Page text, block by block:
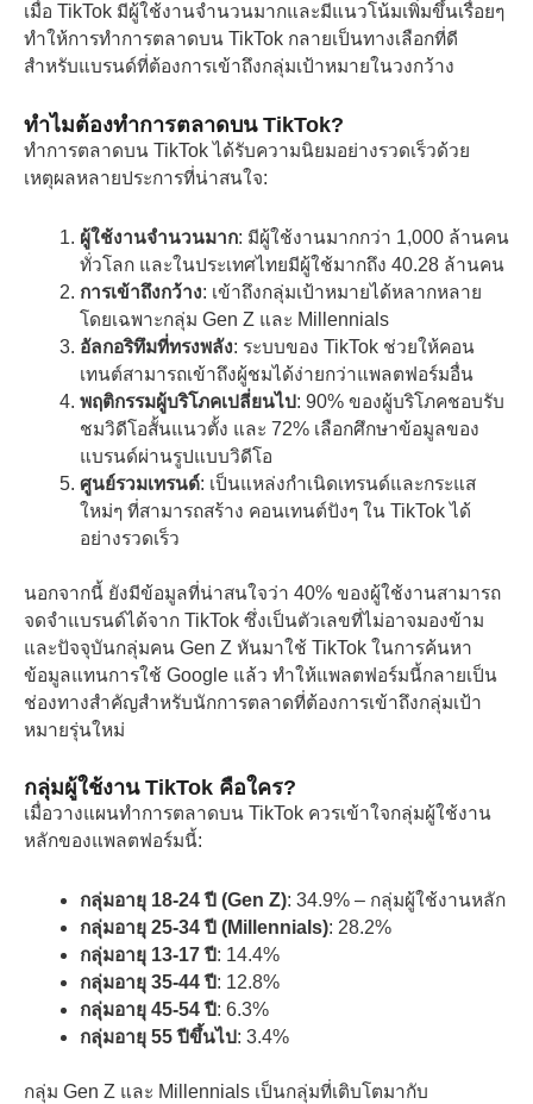
เมื่อ TikTok มีผู้ใช้งานจำนวนมากและมีแนวโน้มเพิ่มขึ้นเรื่อยๆ
ทำให้การทำการตลาดบน TikTok กลายเป็นทางเลือกที่ดี
สำหรับแบรนด์ที่ต้องการเข้าถึงกลุ่มเป้าหมายในวงกว้าง
ทำไมต้องทำการตลาดบน TikTok?
ทำการตลาดบน TikTok ได้รับความนิยมอย่างรวดเร็วด้วย
เหตุผลหลายประการที่น่าสนใจ:
ผู้ใช้งานจำนวนมาก: มีผู้ใช้งานมากกว่า 1,000 ล้านคน
ทั่วโลก และในประเทศไทยมีผู้ใช้มากถึง 40.28 ล้านคน
การเข้าถึงกว้าง: เข้าถึงกลุ่มเป้าหมายได้หลากหลาย
โดยเฉพาะกลุ่ม Gen Z และ Millennials
อัลกอริทึมที่ทรงพลัง: ระบบของ TikTok ช่วยให้คอน
เทนต์สามารถเข้าถึงผู้ชมได้ง่ายกว่าแพลตฟอร์มอื่น
พฤติกรรมผู้บริโภคเปลี่ยนไป: 90% ของผู้บริโภคชอบรับ
ชมวิดีโอสั้นแนวตั้ง และ 72% เลือกศึกษาข้อมูลของ
แบรนด์ผ่านรูปแบบวิดีโอ
ศูนย์รวมเทรนด์: เป็นแหล่งกำเนิดเทรนด์และกระแส
ใหม่ๆ ที่สามารถสร้าง คอนเทนต์ปังๆ ใน TikTok ได้
อย่างรวดเร็ว
นอกจากนี้ ยังมีข้อมูลที่น่าสนใจว่า 40% ของผู้ใช้งานสามารถ
จดจำแบรนด์ได้จาก TikTok ซึ่งเป็นตัวเลขที่ไม่อาจมองข้าม
และปัจจุบันกลุ่มคน Gen Z หันมาใช้ TikTok ในการค้นหา
ข้อมูลแทนการใช้ Google แล้ว ทำให้แพลตฟอร์มนี้กลายเป็น
ช่องทางสำคัญสำหรับนักการตลาดที่ต้องการเข้าถึงกลุ่มเป้า
หมายรุ่นใหม่
กลุ่มผู้ใช้งาน TikTok คือใคร?
เมื่อวางแผนทำการตลาดบน TikTok ควรเข้าใจกลุ่มผู้ใช้งาน
หลักของแพลตฟอร์มนี้:
กลุ่มอายุ 18-24 ปี (Gen Z): 34.9% – กลุ่มผู้ใช้งานหลัก
กลุ่มอายุ 25-34 ปี (Millennials): 28.2%
กลุ่มอายุ 13-17 ปี: 14.4%
กลุ่มอายุ 35-44 ปี: 12.8%
กลุ่มอายุ 45-54 ปี: 6.3%
กลุ่มอายุ 55 ปีขึ้นไป: 3.4%
กลุ่ม Gen Z และ Millennials เป็นกลุ่มที่เติบโตมากับ